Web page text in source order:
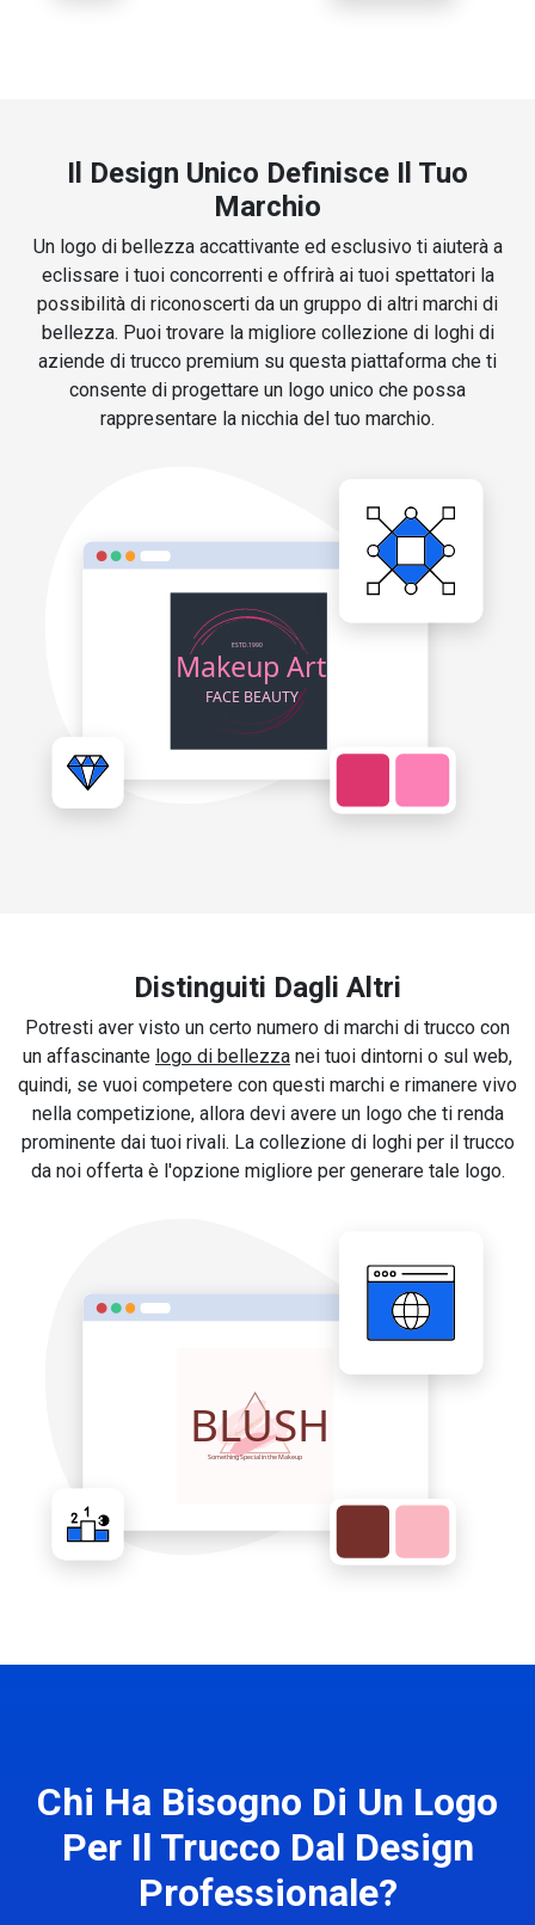
Il Design Unico Definisce Il Tuo
Marchio
Un logo di bellezza accattivante ed esclusivo ti aiuterà a
eclissare i tuoi concorrenti e offrirà ai tuoi spettatori la
possibilità di riconoscerti da un gruppo di altri marchi di
bellezza. Puoi trovare la migliore collezione di loghi di
aziende di trucco premium su questa piattaforma che ti
consente di progettare un logo unico che possa
rappresentare la nicchia del tuo marchio.
Distinguiti Dagli Altri
Potresti aver visto un certo numero di marchi di trucco con
un affascinante logo di bellezza nei tuoi dintorni o sul web,
quindi, se vuoi competere con questi marchi e rimanere vivo
nella competizione, allora devi avere un logo che ti renda
prominente dai tuoi rivali. La collezione di loghi per il trucco
da noi offerta è l'opzione migliore per generare tale logo.
Chi Ha Bisogno Di Un Logo
Per Il Trucco Dal Design
Professionale?